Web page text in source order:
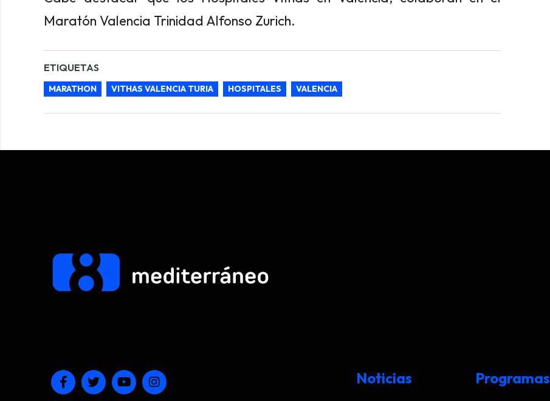
Maratón Valencia Trinidad Alfonso Zurich.
ETIQUETAS
MARATHON VITHAS VALENCIA TURIA HOSPITALES VALENCIA
Noticias Programas